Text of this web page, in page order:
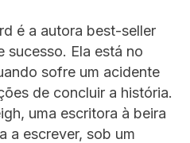
é a autora best-seller
sucesso. Ela está no
sofre um acidente
de concluir a história.
uma escritora à beira
a escrever, sob um